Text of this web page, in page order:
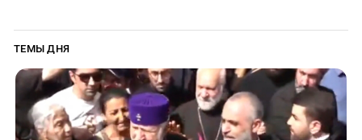
ТЕМЫ ДНЯ